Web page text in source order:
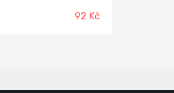
92 Kč